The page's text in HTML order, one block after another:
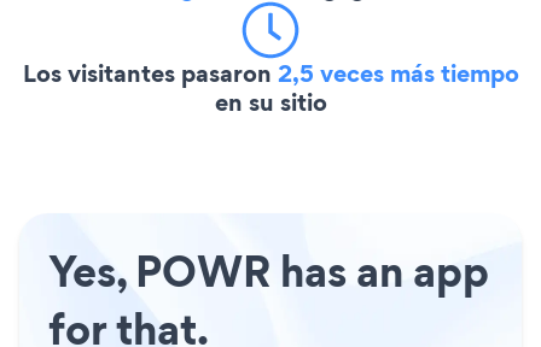
Los visitantes pasaron 2,5 veces más tiempo
en su sitio
Yes, POWR has an app
for that.